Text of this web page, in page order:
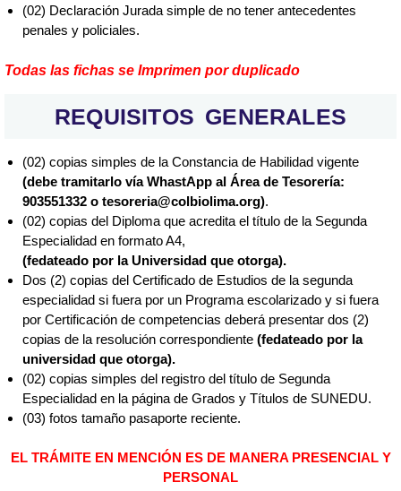
(02) Declaración Jurada simple de no tener antecedentes
penales y policiales.
Todas las fichas se Imprimen por duplicado
REQUISITOS GENERALES
(02) copias simples de la Constancia de Habilidad vigente
(debe tramitarlo vía WhastApp al Área de Tesorería:
903551332 o tesoreria@colbiolima.org).
(02) copias del Diploma que acredita el título de la Segunda
Especialidad en formato A4,
(fedateado por la Universidad que otorga).
Dos (2) copias del Certificado de Estudios de la segunda
especialidad si fuera por un Programa escolarizado y si fuera
por Certificación de competencias deberá presentar dos (2)
copias de la resolución correspondiente (fedateado por la
universidad que otorga).
(02) copias simples del registro del título de Segunda
Especialidad en la página de Grados y Títulos de SUNEDU.
(03) fotos tamaño pasaporte reciente.
EL TRÁMITE EN MENCIÓN ES DE MANERA PRESENCIAL Y
PERSONAL